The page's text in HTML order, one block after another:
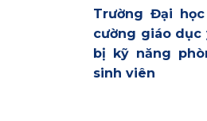
Trường Đại
cường giáo dục
bị kỹ năng
sinh viên